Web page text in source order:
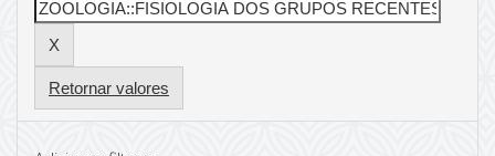
Retornar valores